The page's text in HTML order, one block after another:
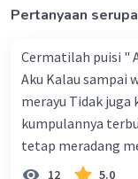
Beri Rating
Pertanyaan serupa
Cermatilah puisi "
Aku Kalau sampai
merayu Tidak juga
kumpulannya
tetap meradang
ketekunan dan
12 5.0